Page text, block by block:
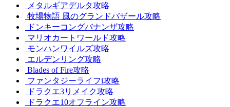
メタルギアデルタ攻略
牧場物語 風のグランドバザール攻略
ドンキーコングバナンザ攻略
マリオカートワールド攻略
モンハンワイルズ攻略
エルデンリング攻略
Blades of Fire攻略
ファンタジーライフi攻略
ドラクエ3リメイク攻略
ドラクエ10オフライン攻略